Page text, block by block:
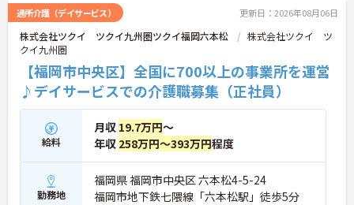
入社後1年間は専用のチューターがつき手厚くフォ
ローするため、新しい環境への不安を軽減できま
す。最大185万円の賞与支給の実績や、宿泊費補助
等の独自の福利厚生制度も備わっており、有資格者
の方がご自身の個性を大切にしながらやりがいを持
って働き続けられるおすすめの職場です。
★おすすめPOINT★
【夜勤なし×年間休日119日！オンオフのメリハリ
をつけて働ける環境です】
・身体への負担が少ない夜勤なしの勤務で年間休日
119日がしっかりと確保されています
・毎月1日付与されるリフレッシュ休暇と有給を組
み合わせて連休を取得しプライベートを満喫できま
通所介護（デイサービス） 更新日：2026年08月06日
株式会社ツクイ ツクイ九州圏ツクイ福岡六本松
株式会社ツクイ ツ
クイ九州圏
【福岡市中央区】全国に700以上の事業所を運営
♪デイサービスでの介護職募集（正社員）
給料
月収 19.7万円～
年収 258万円～393万円程度
勤務地
福岡県 福岡市中央区 六本松4-5-24
福岡市地下鉄七隈線「六本松駅」徒歩5分